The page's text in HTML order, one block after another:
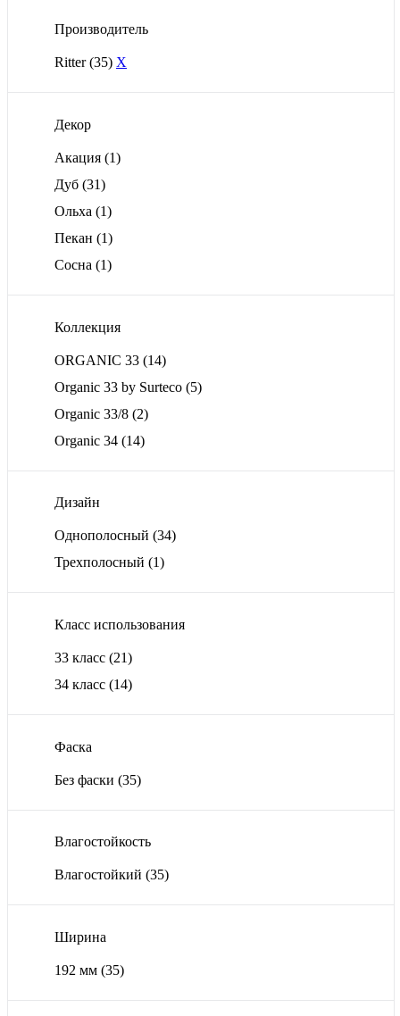
Производитель
Ritter(35) X
Декор
Акация (1)
Дуб (31)
Ольха (1)
Пекан (1)
Сосна (1)
Коллекция
ORGANIC 33 (14)
Organic 33 by Surteco (5)
Organic 33/8 (2)
Organic 34 (14)
Дизайн
Однополосный (34)
Трехполосный (1)
Класс использования
33 класс (21)
34 класс (14)
Фаска
Без фаски (35)
Влагостойкость
Влагостойкий (35)
Ширина
192 мм (35)